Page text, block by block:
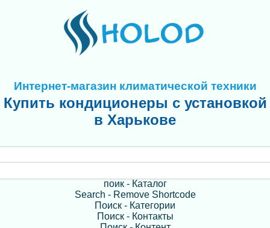
Интернет-магазин климатической техники
Купить кондиционеры с установкой
в Харькове
поик - Каталог
Search - Remove Shortcode
Поиск - Категории
Поиск - Контакты